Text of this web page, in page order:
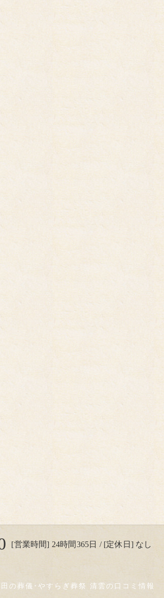
[営業時間] 24時間365日 / [定休日] なし
田の葬儀･やすらぎ葬祭 清雲の口コミ情報